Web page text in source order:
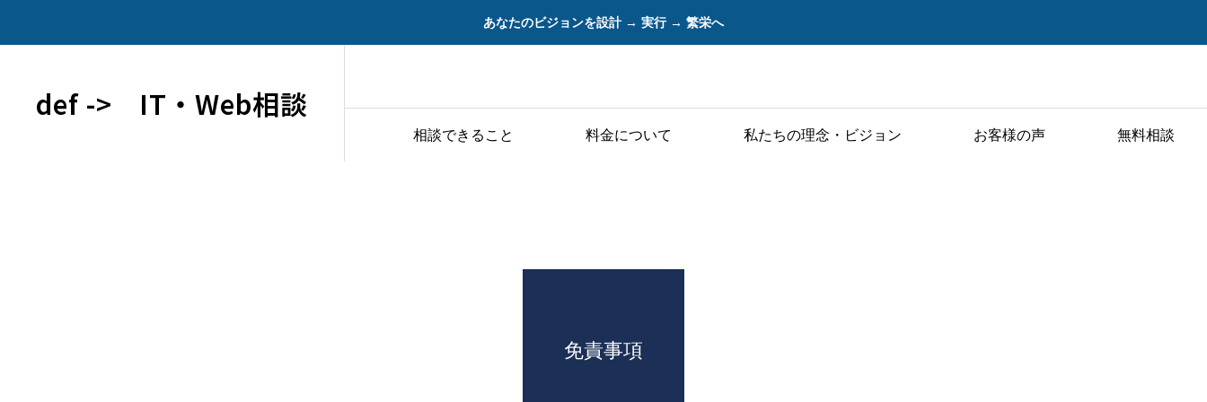
あなたのビジョンを設計 → 実行 → 繁栄へ
def -> IT・Web相談
相談できること 料金について 私たちの理念・ビジョン お客様の声 無料相談
免責事項